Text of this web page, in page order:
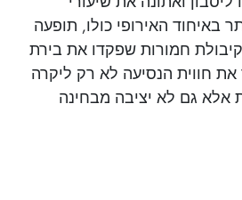
באיחוד האירופי כולו, תופעה
חמורות שפקדו את בירת
חווית הנסיעה לא רק ליקרה
אלא גם לא יציבה מבחינה